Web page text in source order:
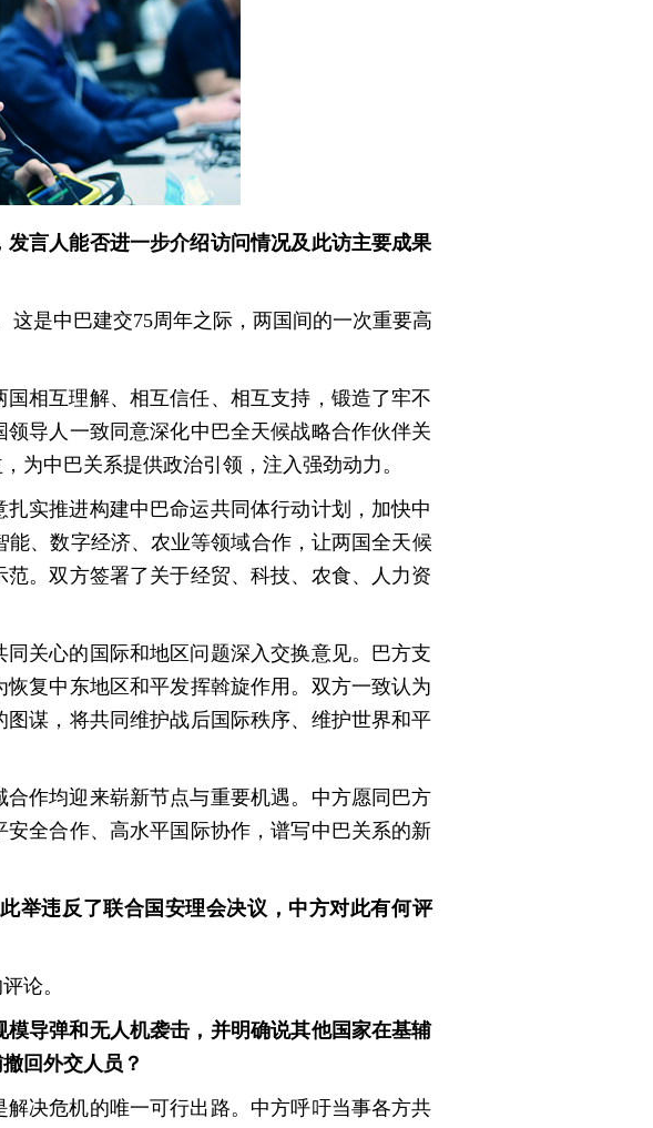
言人能否进一步介绍访问情况及此访主要成果
是中巴建交75周年之际，两国间的一次重要高
相互理解、相互信任、相互支持，锻造了牢不
导人一致同意深化中巴全天候战略合作伙伴关
为中巴关系提供政治引领，注入强劲动力。
实推进构建中巴命运共同体行动计划，加快中
能、数字经济、农业等领域合作，让两国全天候
。双方签署了关于经贸、科技、农食、人力资
关心的国际和地区问题深入交换意见。巴方支
复中东地区和平发挥斡旋作用。双方一致认为
谋，将共同维护战后国际秩序、维护世界和平
作均迎来崭新节点与重要机遇。中方愿同巴方
全合作、高水平国际协作，谱写中巴关系的新
举违反了联合国安理会决议，中方对此有何评
论。
导弹和无人机袭击，并明确说其他国家在基辅
回外交人员？
决危机的唯一可行出路。中方呼吁当事各方共